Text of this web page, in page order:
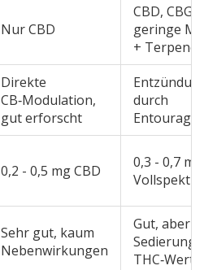
Nur CBD
CBD, CBG,
geringe
+ Terpene
Direkte
CB‑Modulation,
gut erforscht
durch
0,2 - 0,5 mg CBD
0,3 - 0,7 mg
Sehr gut, kaum
Nebenwirkungen
Gut, aber
Sedierung